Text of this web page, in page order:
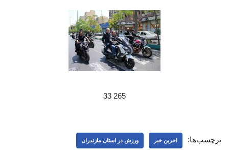
265 33
برچسب‌ها: اخرین خبر ورزش در استان مازندران